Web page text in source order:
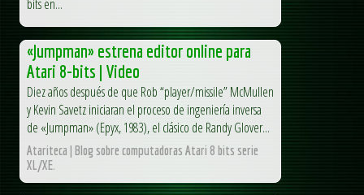
bits en...
«Jumpman» estrena editor online para
Atari 8-bits | Video
Diez años después de que Rob “player/missile” McMullen
y Kevin Savetz iniciaran el proceso de ingeniería inversa
de «Jumpman» (Epyx, 1983), el clásico de Randy Glover...
Atariteca | Blog sobre computadoras Atari 8 bits serie
XL/XE.